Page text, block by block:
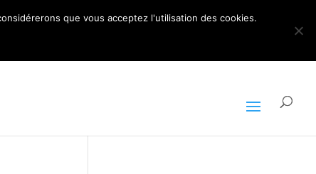
ARTICLES 0
que vous acceptez l'utilisation des cookies.